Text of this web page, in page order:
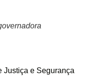
Justiça e Segurança